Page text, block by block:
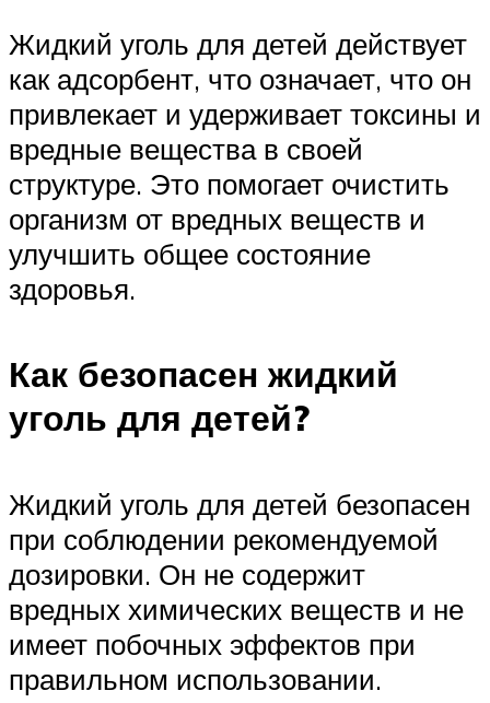
Жидкий уголь для детей действует
как адсорбент, что означает, что он
привлекает и удерживает токсины и
вредные вещества в своей
структуре. Это помогает очистить
организм от вредных веществ и
улучшить общее состояние
здоровья.
Как безопасен жидкий
уголь для детей?
Жидкий уголь для детей безопасен
при соблюдении рекомендуемой
дозировки. Он не содержит
вредных химических веществ и не
имеет побочных эффектов при
правильном использовании.